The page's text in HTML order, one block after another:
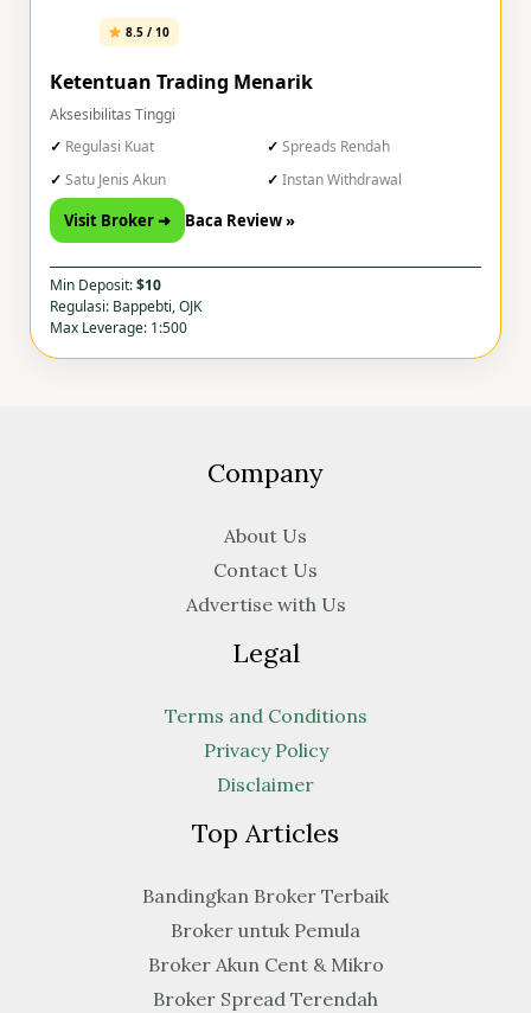
8.5 / 10
Ketentuan Trading Menarik
Aksesibilitas Tinggi
Regulasi Kuat
Spreads Rendah
Satu Jenis Akun
Instan Withdrawal
Visit Broker ➜ Baca Review »
Min Deposit:$10
Regulasi: Bappebti, OJK
Max Leverage: 1:500
Company
About Us
Contact Us
Advertise with Us
Legal
Terms and Conditions
Privacy Policy
Disclaimer
Top Articles
Bandingkan Broker Terbaik
Broker untuk Pemula
Broker Akun Cent & Mikro
Broker Spread Terendah